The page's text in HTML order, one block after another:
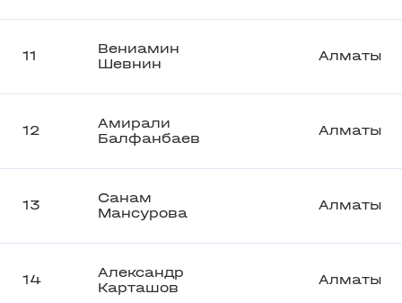
11
Вениамин
Шевнин
Алматы
12
Амирали
Балфанбаев
Алматы
13
Санам
Мансурова
Алматы
14
Александр
Карташов
Алматы